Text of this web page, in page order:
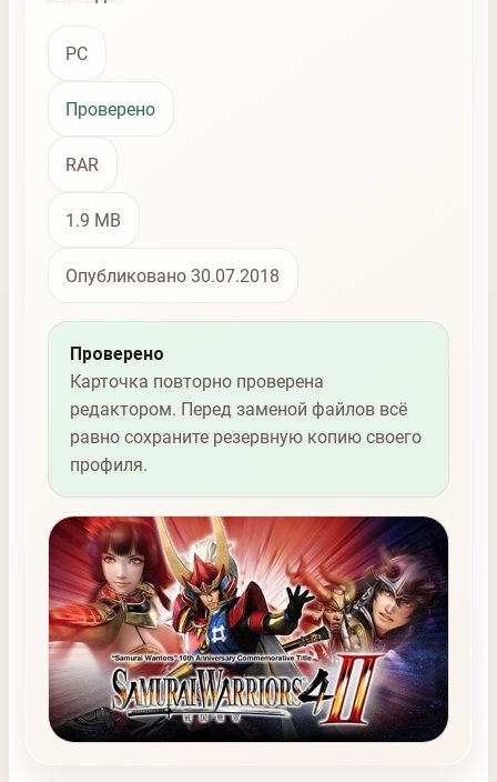
PC
Проверено
RAR
1.9 MB
Опубликовано 30.07.2018
Проверено
Карточка повторно проверена
редактором. Перед заменой файлов всё
равно сохраните резервную копию своего
профиля.